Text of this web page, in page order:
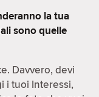
la tua
sono quelle
Davvero, devi
i tuoi Interessi,